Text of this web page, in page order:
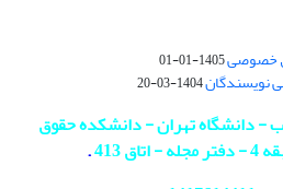
خصوصی1405-01-01
نویسندگان1404-03-20
- دانشگاه تهران - دانشکده حقوق
413
.